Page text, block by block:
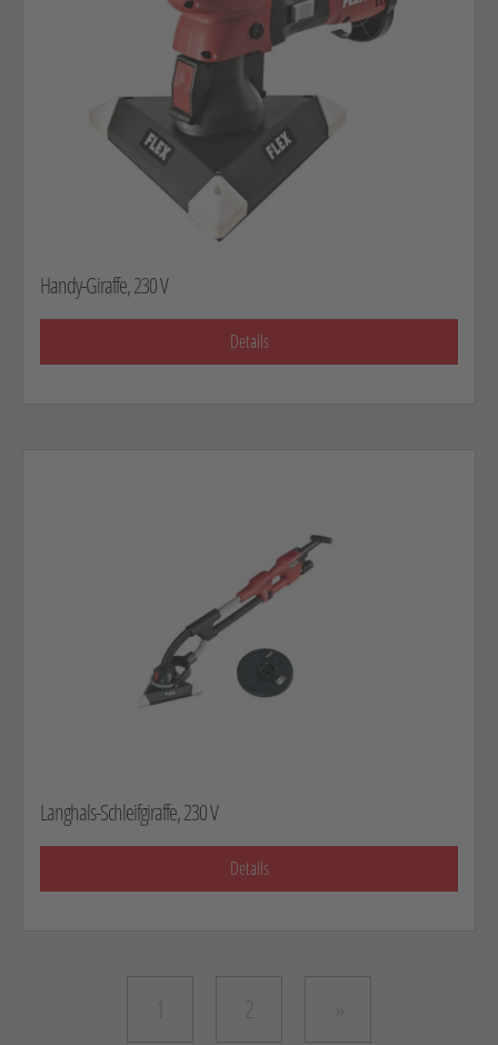
Handy-Giraffe, 230 V
Details
Langhals-Schleifgiraffe, 230 V
Details
2